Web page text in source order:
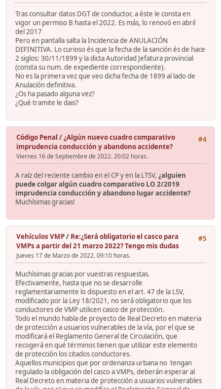
Tras consultar datos DGT de conductor, a éste le consta en
vigor un permiso B hasta el 2022. Es más, lo renovó en abril
del 2017
Pero en pantalla salta la Incidencia de ANULACIÓN
DEFINITIVA. Lo curioso és que la fecha de la sanción és de hace
2 siglos: 30/11/1899 y la dicta Autoridad Jefatura provincial
(consta su num. de expediente correspondiente).
No es la primera vez que veo dicha fecha de 1899 al lado de
Anulación definitiva.
¿Os ha pasado alguna vez?
¿Qué tramite le dais?
#4
Código Penal /¿Algún nuevo cuadro comparativo
imprudencia conducción y abandono accidente?
Viernes 16 de Septiembre de 2022. 20:02 horas.
A raíz del reciente cambio en el CP y en la LTSV, ¿alguien
puede colgar algún cuadro comparativo LO 2/2019
imprudencia conducción y abandono lugar accidente?
Muchísimas gracias!
#5
Vehículos VMP/ Re:¿Será obligatorio el casco para
VMPs a partir del 21 marzo 2022? Tengo mis dudas
Jueves 17 de Marzo de 2022. 09:10 horas.
Muchísimas gracias por vuestras respuestas.
Efectivamente, hasta que no se desarrolle
reglamentariamente lo dispuesto en el art. 47 de la LSV,
modificado por la Ley 18/2021, no será obligatorio que los
conductores de VMP utilicen casco de protección.
Todo el mundo habla de proyecto de Real Decreto en materia
de protección a usuarios vulnerables de la vía, por el que se
modificará el Reglamento General de Circulación, que
recogerá en qué términos tienen que utilizar este elemento
de protección los citados conductores.
Aquellos municipios que por ordenanza urbana no tengan
regulado la obligación del casco a VMPs, deberán esperar al
Real Decreto en materia de protección a usuarios vulnerables